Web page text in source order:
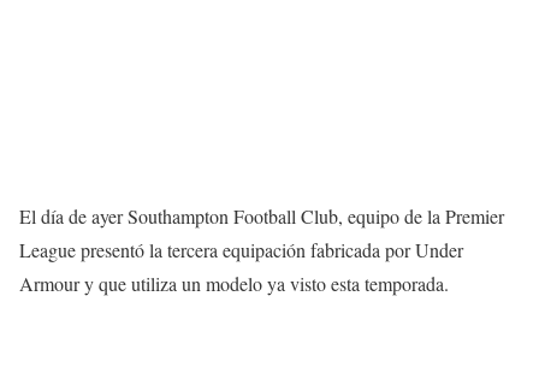
El día de ayer Southampton Football Club, equipo de la Premier
League presentó la tercera equipación fabricada por Under
Armour y que utiliza un modelo ya visto esta temporada.